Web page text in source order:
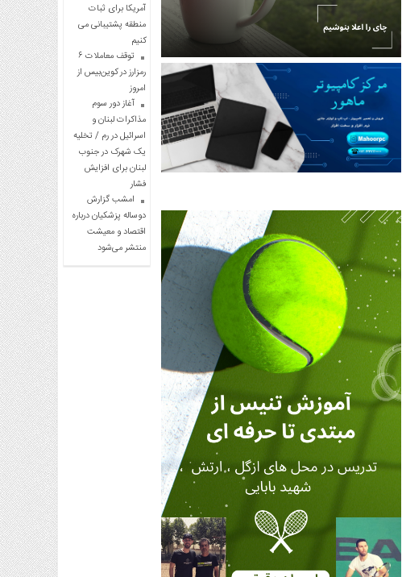
آمریکا برای ثبات
منطقه پشتیبانی می
کنیم
توقف معاملات ۶
رمزارز در کوین‌بیس از
امروز
آغاز دور سوم
مذاکرات لبنان و
اسرائیل در رم / تخلیه
یک شهرک در جنوب
لبنان برای افزایش
فشار
امشب گزارش
دوساله پزشکیان درباره
اقتصاد و معیشت
منتشر می‌شود